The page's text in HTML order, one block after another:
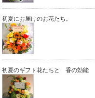
初夏にお届けのお花たち。
初夏のギフト花たちと 香の効能